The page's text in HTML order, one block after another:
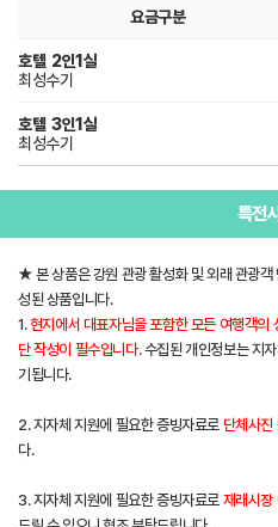
요금구분
호텔 2인1실
최성수기
호텔 3인1실
최성수기
특전
★ 본 상품은 강원 관광 활성화 및 외래 관광객
성된 상품입니다.
1.현지에서 대표자님을 포함한 모든 여행객의
단 작성이 필수입니다.수집된 개인정보는 지
기됩니다.
2. 지자체 지원에 필요한 증빙자료로 단체사진
다.
3. 지자체 지원에 필요한 증빙자료로 재래시장